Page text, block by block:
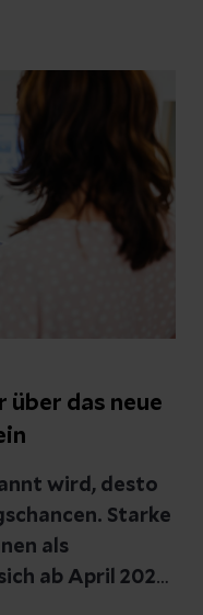
einer Station.
für fünf Tage
ihre vier
Auf der
hieß es:
In der
leiten eine
vom
und
über das neue
wird, desto
Starke
als
ab April 2026
lassen. Die